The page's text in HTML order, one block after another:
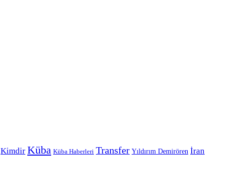
Kimdir Küba Küba Haberleri Transfer Yıldırım Demirören İran